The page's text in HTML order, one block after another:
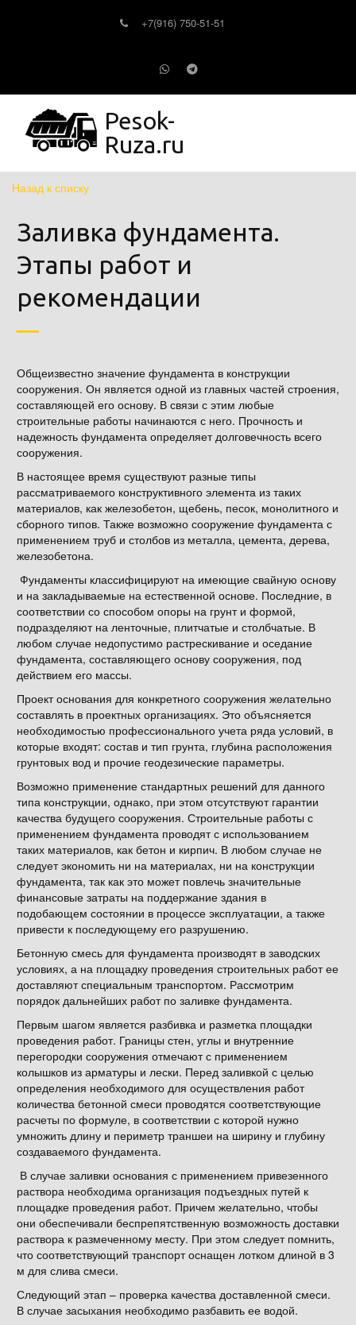
+7(916) 750-51-51
Pesok-
Ruza.ru
Назад к списку
Заливка фундамента.
Этапы работ и
рекомендации
Общеизвестно значение фундамента в конструкции
сооружения. Он является одной из главных частей строения,
составляющей его основу. В связи с этим любые
строительные работы начинаются с него. Прочность и
надежность фундамента определяет долговечность всего
сооружения.
В настоящее время существуют разные типы
рассматриваемого конструктивного элемента из таких
материалов, как железобетон, щебень, песок, монолитного и
сборного типов. Также возможно сооружение фундамента с
применением труб и столбов из металла, цемента, дерева,
железобетона.
Фундаменты классифицируют на имеющие свайную основу
и на закладываемые на естественной основе. Последние, в
соответствии со способом опоры на грунт и формой,
подразделяют на ленточные, плитчатые и столбчатые. В
любом случае недопустимо растрескивание и оседание
фундамента, составляющего основу сооружения, под
действием его массы.
Проект основания для конкретного сооружения желательно
составлять в проектных организациях. Это объясняется
необходимостью профессионального учета ряда условий, в
которые входят: состав и тип грунта, глубина расположения
грунтовых вод и прочие геодезические параметры.
Возможно применение стандартных решений для данного
типа конструкции, однако, при этом отсутствуют гарантии
качества будущего сооружения. Строительные работы с
применением фундамента проводят с использованием
таких материалов, как бетон и кирпич. В любом случае не
следует экономить ни на материалах, ни на конструкции
фундамента, так как это может повлечь значительные
финансовые затраты на поддержание здания в
подобающем состоянии в процессе эксплуатации, а также
привести к последующему его разрушению.
Бетонную смесь для фундамента производят в заводских
условиях, а на площадку проведения строительных работ ее
доставляют специальным транспортом. Рассмотрим
порядок дальнейших работ по заливке фундамента.
Первым шагом является разбивка и разметка площадки
проведения работ. Границы стен, углы и внутренние
перегородки сооружения отмечают с применением
колышков из арматуры и лески. Перед заливкой с целью
определения необходимого для осуществления работ
количества бетонной смеси проводятся соответствующие
расчеты по формуле, в соответствии с которой нужно
умножить длину и периметр траншеи на ширину и глубину
создаваемого фундамента.
В случае заливки основания с применением привезенного
раствора необходима организация подъездных путей к
площадке проведения работ. Причем желательно, чтобы
они обеспечивали беспрепятственную возможность доставки
раствора к размеченному месту. При этом следует помнить,
что соответствующий транспорт оснащен лотком длиной в 3
м для слива смеси.
Следующий этап – проверка качества доставленной смеси.
В случае засыхания необходимо разбавить ее водой.